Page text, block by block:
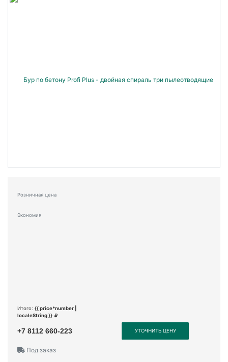
Розничная цена
Экономия
Итого: {{ price*number |
localeString }}
+7 8112 660-223 УТОЧНИТЬ ЦЕНУ
Под заказ